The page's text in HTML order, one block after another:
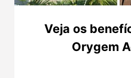
Veja os
Orygem